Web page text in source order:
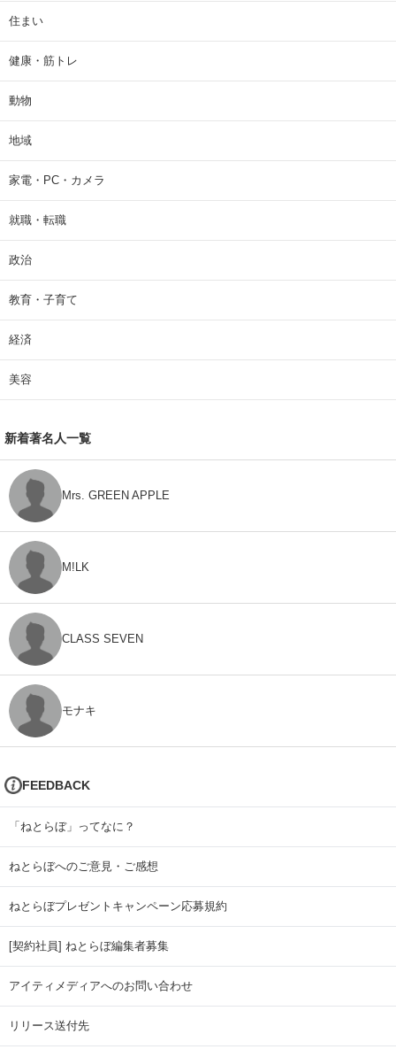
住まい
健康・筋トレ
動物
地域
家電・PC・カメラ
就職・転職
政治
教育・子育て
経済
美容
新着著名人一覧
Mrs. GREEN APPLE
M!LK
CLASS SEVEN
モナキ
FEEDBACK
「ねとらぼ」ってなに？
ねとらぼへのご意見・ご感想
ねとらぼプレゼントキャンペーン応募規約
[契約社員] ねとらぼ編集者募集
アイティメディアへのお問い合わせ
リリース送付先